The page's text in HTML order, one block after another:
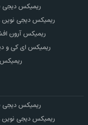
ریمیکس
ریمیکس دیجی نوین
ریمیکس آرون
ریمیکس ای کی و
ریمیکس
ریمیکس
ریمیکس دیجی نوین